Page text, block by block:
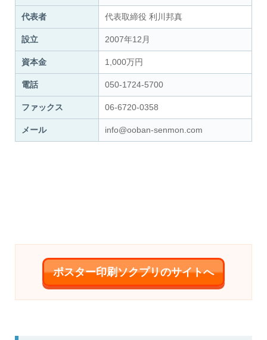
代表者 代表取締役 利川邦真
設立 2007年12月
資本金 1,000万円
電話 050-1724-5700
ファックス 06-6720-0358
メール info@ooban-senmon.com
ポスター印刷ソクプリのサイトへ